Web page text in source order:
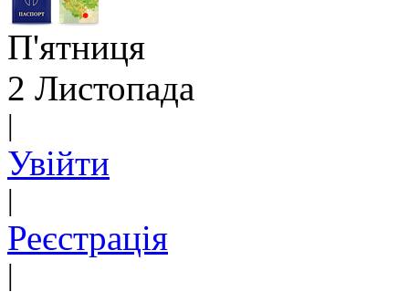
П'ятниця
2 Листопада
|
Увійти
|
Реєстрація
|